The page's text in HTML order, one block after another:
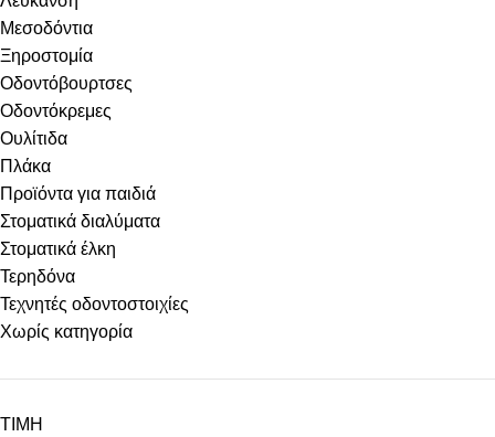
Μεσοδόντια
Ξηροστομία
Οδοντόβουρτσες
Οδοντόκρεμες
Ουλίτιδα
Πλάκα
Προϊόντα για παιδιά
Στοματικά διαλύματα
Στοματικά έλκη
Τερηδόνα
Τεχνητές οδοντοστοιχίες
Χωρίς κατηγορία
ΤΙΜΗ